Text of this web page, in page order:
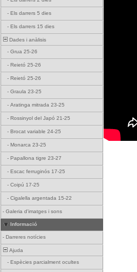
- Els darrers 5 dies
- Els darrers 15 dies
Dades i anàlisis
- Grua 25-26
- Reietó 25-26
- Reietó 25-26
- Graula 23-25
- Aratinga mitrada 23-25
- Rossinyol del Japó 21-25
- Brocat variable 24-25
- Monarca 23-25
- Papallona tigre 23-27
- Escac ferruginós 17-25
- Coipú 17-25
- Cigalella argentada 15-22
- Galeria d'imatges i sons
Informació
- Darreres notícies
Ajuda
- Espècies parcialment ocultes